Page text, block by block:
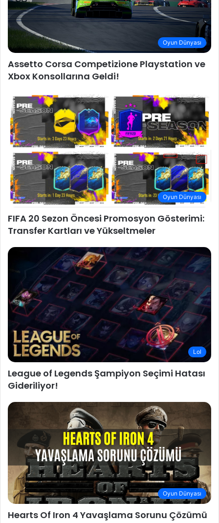
Oyun Dünyası
Assetto Corsa Competizione Playstation ve
Xbox Konsollarına Geldi!
Oyun Dünyası
FIFA 20 Sezon Öncesi Promosyon Gösterimi:
Transfer Kartları ve Yükseltmeler
Lol
League of Legends Şampiyon Seçimi Hatası
Gideriliyor!
Oyun Dünyası
Hearts Of Iron 4 Yavaşlama Sorunu Çözümü